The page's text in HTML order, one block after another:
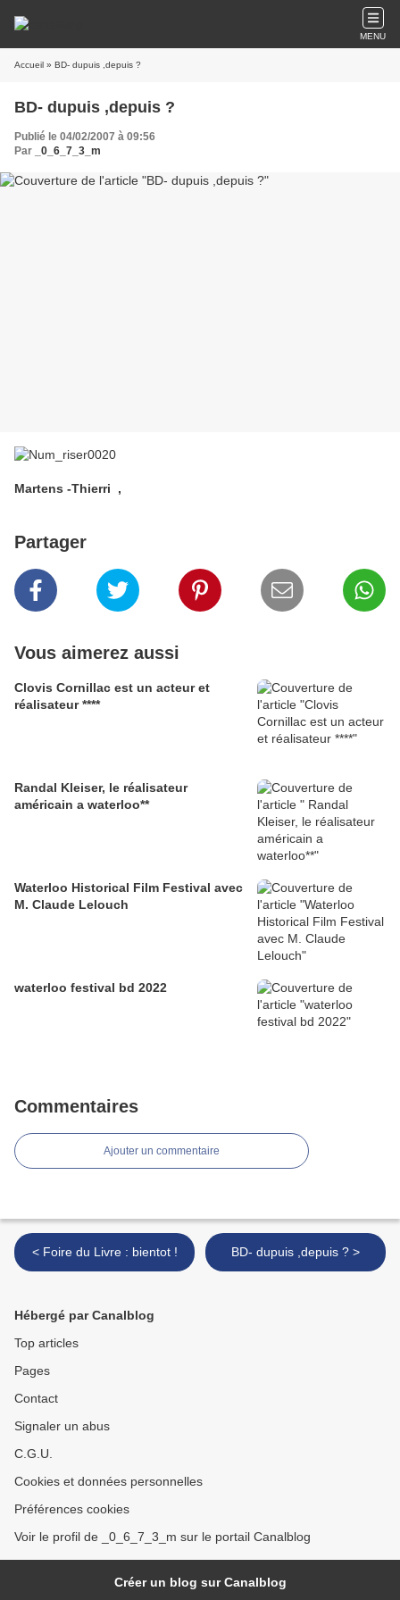
MENU
Accueil » BD- dupuis ,depuis ?
BD- dupuis ,depuis ?
Publié le 04/02/2007 à 09:56
Par
_0_6_7_3_m
Martens -Thierri ,
Partager
Vous aimerez aussi
Clovis Cornillac est un acteur et
réalisateur ****
Randal Kleiser, le réalisateur
américain a waterloo**
Waterloo Historical Film Festival avec
M. Claude Lelouch
waterloo festival bd 2022
Commentaires
Ajouter un commentaire
< Foire du Livre : bientot ! BD- dupuis ,depuis ? >
Hébergé par Canalblog
Top articles
Pages
Contact
Signaler un abus
C.G.U.
Cookies et données personnelles
Préférences cookies
Voir le profil de _0_6_7_3_m sur le portail Canalblog
Créer un blog sur Canalblog